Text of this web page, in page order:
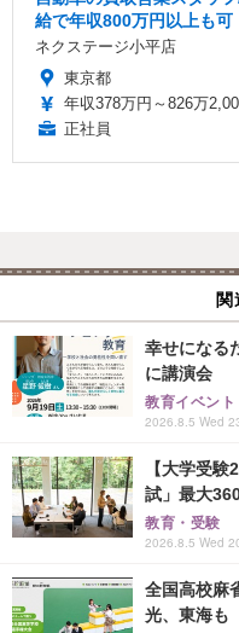
給で年収800万円以上も可
ネクステージ小平店
東京都
年収378万円～826万
正社員
関
幸せになる
に講演会
教育イベント
2026.8.5 Wed
【大学受
試」最大
教育・受験
2026.8.5 Wed
全国高校麻
光、東海も